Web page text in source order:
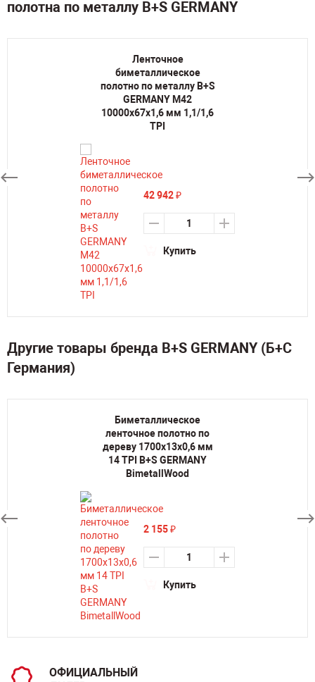
полотна по металлу B+S GERMANY
Ленточное
биметаллическое
полотно по металлу B+S
GERMANY M42
10000х67х1,6 мм 1,1/1,6
TPI
42 942₽
Купить
Другие товары бренда B+S GERMANY (Б+С
Германия)
Биметаллическое
ленточное полотно по
дереву 1700х13х0,6 мм
14 TPI B+S GERMANY
BimetallWood
2 155₽
Купить
ОФИЦИАЛЬНЫЙ